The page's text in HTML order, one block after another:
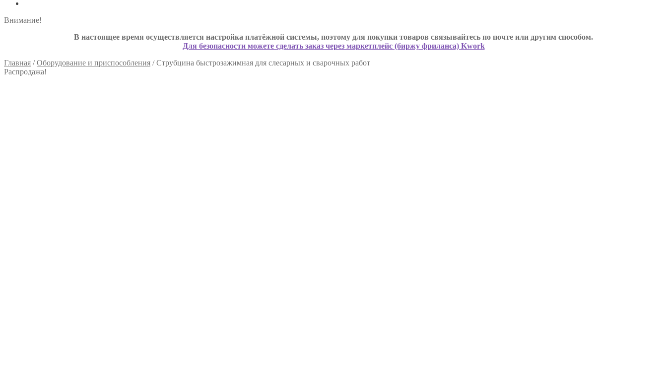
Внимание!
В настоящее время осуществляется настройка платёжной системы, поэтому для покупки товаров связывайтесь по почте или другим способом.
Для безопасности можете сделать заказ через маркетплейс (биржу фриланса) Kwork
Главная /Оборудование и приспособления /Струбцина быстрозажимная для слесарных и сварочных работ
Распродажа!